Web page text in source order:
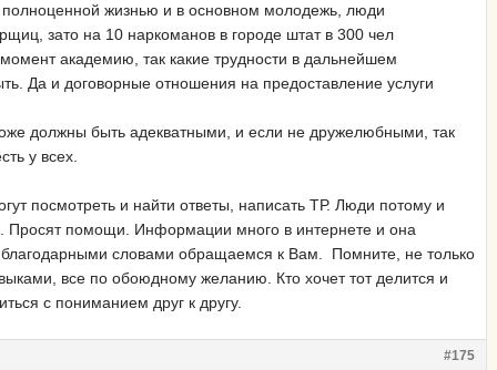
жизнью и в основном молодежь, люди
зато на 10 наркоманов в городе штат в 300 чел
академию, так какие трудности в дальнейшем
Да и договорные отношения на предоставление услуги
должны быть адекватными, и если не дружелюбными, так
у всех.
посмотреть и найти ответы, написать ТР. Люди потому и
Просят помощи. Информации много в интернете и она
словами обращаемся к Вам. Помните, не только
все по обоюдному желанию. Кто хочет тот делится и
с пониманием друг к другу.
#175